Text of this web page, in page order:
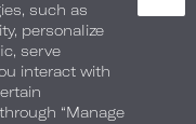
such as
personalize
serve
interact with
“Manage